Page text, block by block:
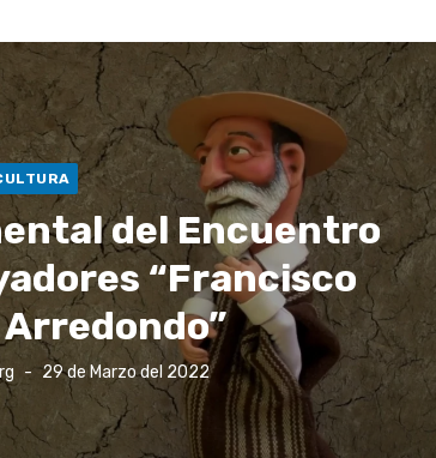
del Encuentro
“Francisco
Publicado
29 de Marzo del 2022